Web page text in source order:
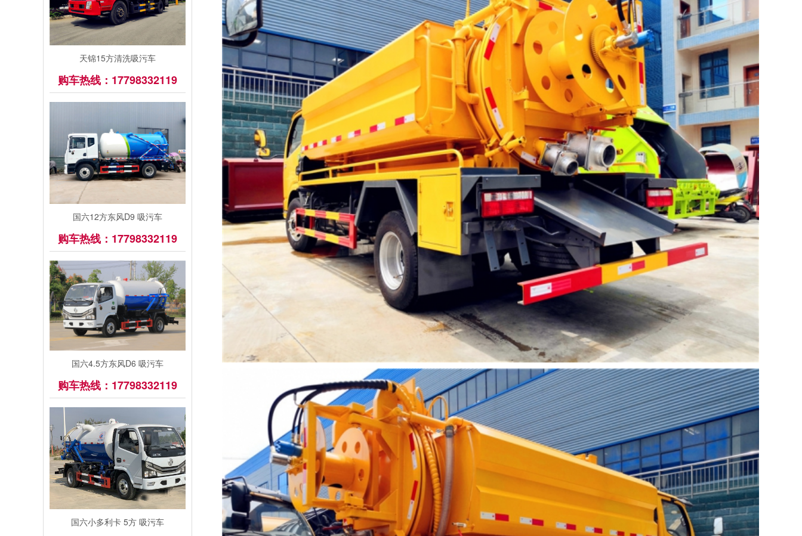
天锦15方清洗吸污车
购车热线：17798332119
国六12方东风D9 吸污车
购车热线：17798332119
国六4.5方东风D6 吸污车
购车热线：17798332119
国六小多利卡 5方 吸污车